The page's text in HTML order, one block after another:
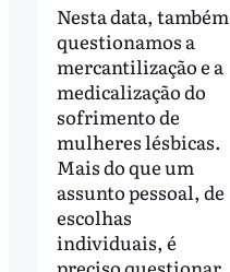
Nesta data, também
questionamos a
mercantilização e a
medicalização do
sofrimento de
mulheres lésbicas.
Mais do que um
assunto pessoal, de
escolhas
individuais, é